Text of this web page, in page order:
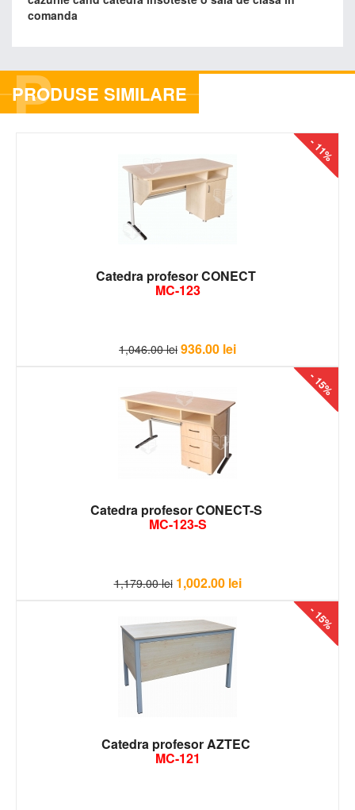
comanda
P
PRODUSE SIMILARE
- 11%
Catedra profesor CONECT
MC-123
1,046.00 lei 936.00 lei
- 15%
Catedra profesor CONECT-S
MC-123-S
1,179.00 lei 1,002.00 lei
- 15%
Catedra profesor AZTEC
MC-121